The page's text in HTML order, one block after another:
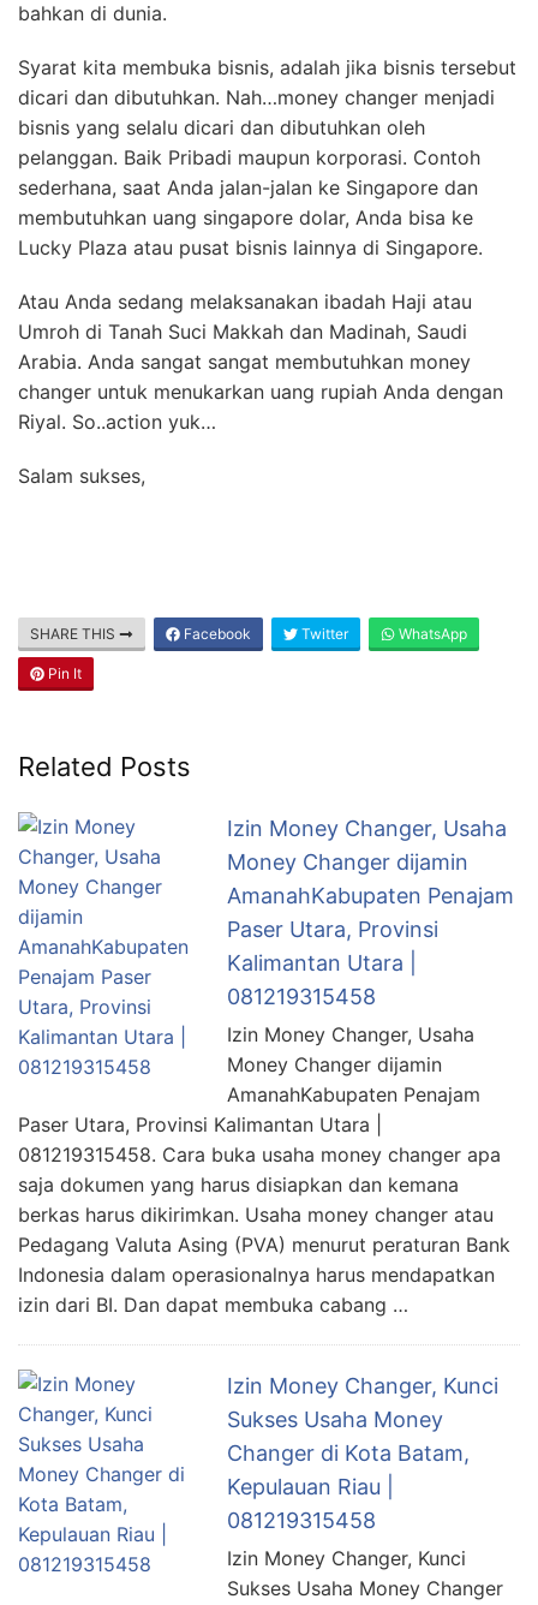
bahkan di dunia.
Syarat kita membuka bisnis, adalah jika bisnis tersebut
dicari dan dibutuhkan. Nah…money changer menjadi
bisnis yang selalu dicari dan dibutuhkan oleh
pelanggan. Baik Pribadi maupun korporasi. Contoh
sederhana, saat Anda jalan-jalan ke Singapore dan
membutuhkan uang singapore dolar, Anda bisa ke
Lucky Plaza atau pusat bisnis lainnya di Singapore.
Atau Anda sedang melaksanakan ibadah Haji atau
Umroh di Tanah Suci Makkah dan Madinah, Saudi
Arabia. Anda sangat sangat membutuhkan money
changer untuk menukarkan uang rupiah Anda dengan
Riyal. So..action yuk…
Salam sukses,
SHARE THIS Facebook Twitter WhatsApp
Pin It
Related Posts
Izin Money Changer, Usaha
Money Changer dijamin
AmanahKabupaten Penajam
Paser Utara, Provinsi
Kalimantan Utara |
081219315458
Izin Money Changer, Usaha
Money Changer dijamin
AmanahKabupaten Penajam
Paser Utara, Provinsi Kalimantan Utara |
081219315458. Cara buka usaha money changer apa
saja dokumen yang harus disiapkan dan kemana
berkas harus dikirimkan. Usaha money changer atau
Pedagang Valuta Asing (PVA) menurut peraturan Bank
Indonesia dalam operasionalnya harus mendapatkan
izin dari BI. Dan dapat membuka cabang …
Izin Money Changer, Kunci
Sukses Usaha Money
Changer di Kota Batam,
Kepulauan Riau |
081219315458
Izin Money Changer, Kunci
Sukses Usaha Money Changer